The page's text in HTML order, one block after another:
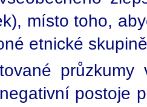
místo toho,
etnické
postoje